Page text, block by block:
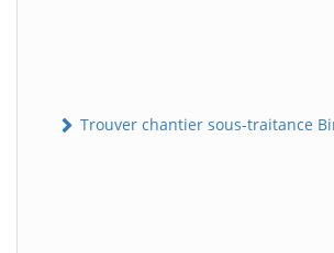
Trouver chantier sous-traitance